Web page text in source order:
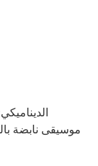
موسيقى نابضة